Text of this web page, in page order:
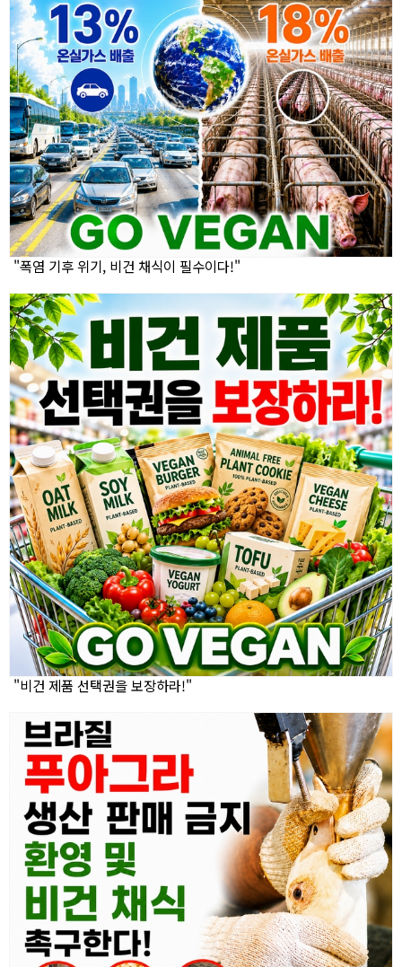
"폭염 기후 위기, 비건 채식이 필수이다!"
"비건 제품 선택권을 보장하라!"